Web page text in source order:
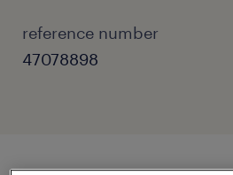
reference number
47078898